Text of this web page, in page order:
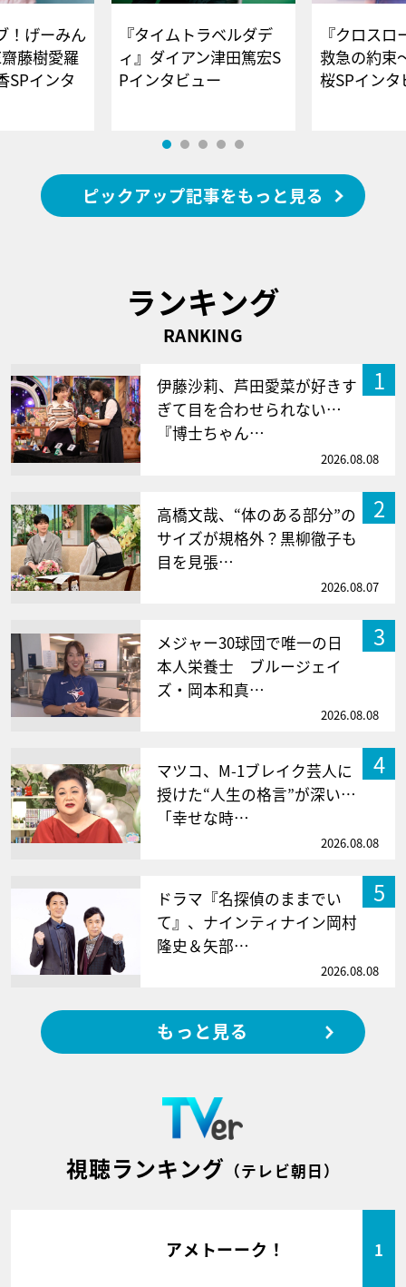
！げーみん
藤樹愛羅
SPインタ
『タイムトラベルダデ
ィ』ダイアン津田篤宏S
Pインタビュー
『クロス
救急の約束
桜SPイ
ピックアップ記事をもっと見る
ランキング
RANKING
1
伊藤沙莉、芦田愛菜が好きす
ぎて目を合わせられない…
『博士ちゃん…
2026.08.08
2
高橋文哉、“体のある部分”の
サイズが規格外？黒柳徹子も
目を見張…
2026.08.07
3
メジャー30球団で唯一の日
本人栄養士 ブルージェイ
ズ・岡本和真…
2026.08.08
4
マツコ、M-1ブレイク芸人に
授けた“人生の格言”が深い…
「幸せな時…
2026.08.08
5
ドラマ『名探偵のままでい
て』、ナインティナイン岡村
隆史＆矢部…
2026.08.08
もっと見る
視聴ランキング （テレビ朝日）
アメトーーク！ 1